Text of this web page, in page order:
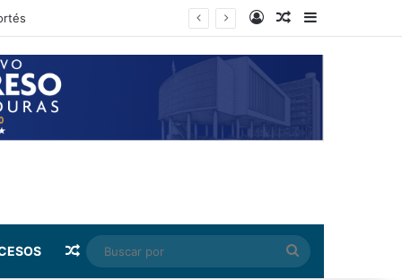
Log InRandom Article
Sidebar
Random Article
Buscar